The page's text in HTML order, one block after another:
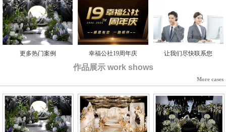
更多热门案例 幸福公社19周年庆 让我们尽快联系您
作品展示 work shows
More cases